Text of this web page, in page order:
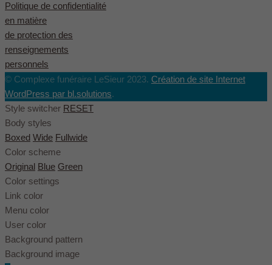
Politique de confidentialité
en matière
de protection des
renseignements
personnels
© Complexe funéraire LeSieur 2023. Création de site Internet
WordPress par bl.solutions.
Style switcher RESET
Body styles
Boxed Wide Fullwide
Color scheme
Original Blue Green
Color settings
Link color
Menu color
User color
Background pattern
Background image